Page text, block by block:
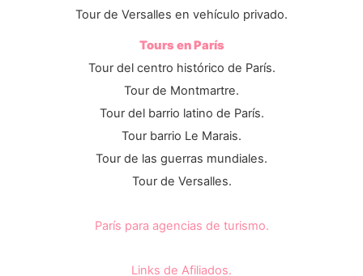
Tour de Versalles en vehículo privado.
Tours en París
Tour del centro histórico de París.
Tour de Montmartre.
Tour del barrio latino de París.
Tour barrio Le Marais.
Tour de las guerras mundiales.
Tour de Versalles.
París para agencias de turismo.
Links de Afiliados.